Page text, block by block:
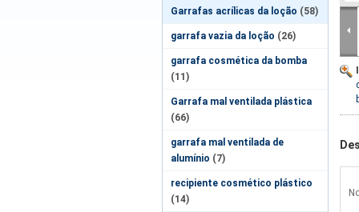
Garrafas acrílicas da loção (58)
garrafa vazia da loção (26)
garrafa cosmética da bomba
(11)
Garrafa mal ventilada plástica
(66)
garrafa mal ventilada de
alumínio (7)
recipiente cosmético plástico
(14)